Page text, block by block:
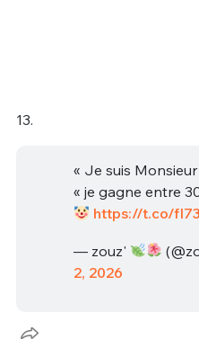
13.
« Je suis
« je gagne entre
https://t.co/
— zouz'
2, 2026